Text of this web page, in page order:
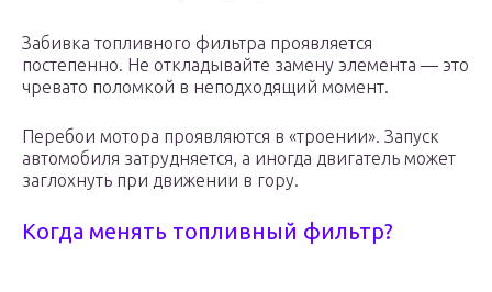
Забивка топливного фильтра проявляется
постепенно. Не откладывайте замену элемента — это
чревато поломкой в неподходящий момент.
Перебои мотора проявляются в «троении». Запуск
автомобиля затрудняется, а иногда двигатель может
заглохнуть при движении в гору.
Когда менять топливный фильтр?